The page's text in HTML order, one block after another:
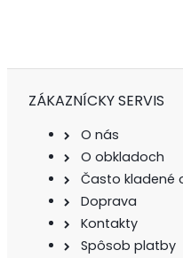
ZÁKAZNÍCKY SERVIS
O nás
O obkladoch
Často kladené
Doprava
Kontakty
Spôsob platby